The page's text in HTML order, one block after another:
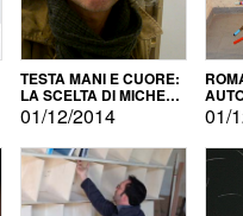
TESTA MANI E CUORE:
LA SCELTA DI MICHELE
BARBERIO
01/12/2014 01/